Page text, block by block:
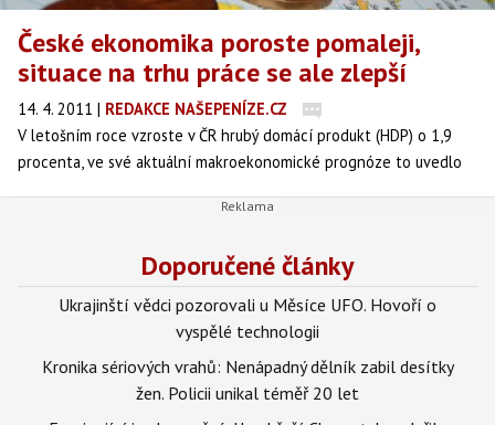
České ekonomika poroste pomaleji,
situace na trhu práce se ale zlepší
14. 4. 2011 | REDAKCE NAŠEPENÍZE.CZ
V letošním roce vzroste v ČR hrubý domácí produkt (HDP) o 1,9
procenta, ve své aktuální makroekonomické prognóze to uvedlo
ledna snížila růst české ekonomiky o 0,3 procentního bodu.
Doporučené články
Ukrajinští vědci pozorovali u Měsíce UFO. Hovoří o
vyspělé technologii
Kronika sériových vrahů: Nenápadný dělník zabil desítky
žen. Policii unikal téměř 20 let